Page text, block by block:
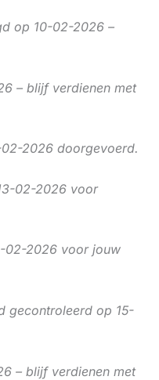
op 10-02-2026 –
– blijf verdienen met
2026 doorgevoerd.
02-2026 voor
02-2026 voor jouw
gecontroleerd op 15-
– blijf verdienen met